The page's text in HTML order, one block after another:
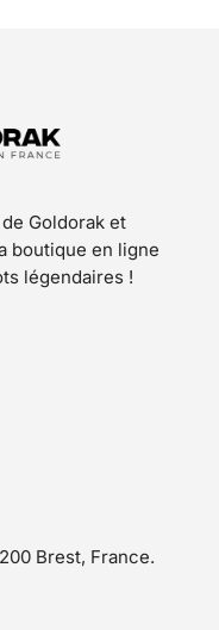
Goldorak et
boutique en ligne
légendaires !
Brest, France.